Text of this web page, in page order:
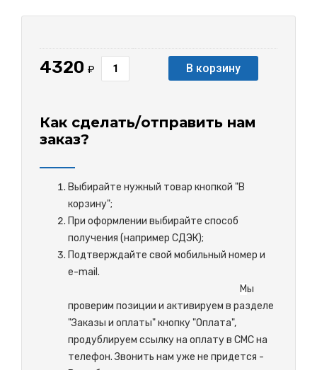
4320 ₽ В корзину
Как сделать/отправить нам
заказ?
Выбирайте нужный товар кнопкой "В
корзину";
При оформлении выбирайте способ
получения (например СДЭК);
Подтверждайте свой мобильный номер и
e-mail.
Мы
проверим позиции и активируем в разделе
"Заказы и оплаты" кнопку "Оплата",
продублируем ссылку на оплату в СМС на
телефон. Звонить нам уже не придется -